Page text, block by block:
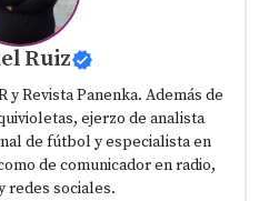
Ruiz
y Revista Panenka. Además de
ejerzo de analista
de fútbol y especialista en
de comunicador en radio,
redes sociales.